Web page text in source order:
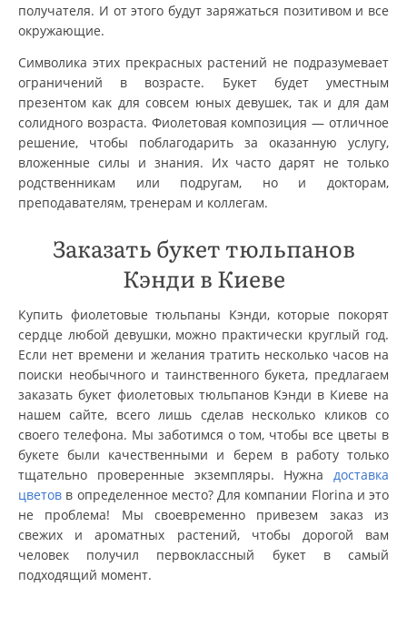
получателя. И от этого будут заряжаться позитивом и все
окружающие.
Символика этих прекрасных растений не подразумевает
ограничений в возрасте. Букет будет уместным
презентом как для совсем юных девушек, так и для дам
солидного возраста. Фиолетовая композиция — отличное
решение, чтобы поблагодарить за оказанную услугу,
вложенные силы и знания. Их часто дарят не только
родственникам или подругам, но и докторам,
преподавателям, тренерам и коллегам.
Заказать букет тюльпанов
Кэнди в Киеве
Купить фиолетовые тюльпаны Кэнди, которые покорят
сердце любой девушки, можно практически круглый год.
Если нет времени и желания тратить несколько часов на
поиски необычного и таинственного букета, предлагаем
заказать букет фиолетовых тюльпанов Кэнди в Киеве на
нашем сайте, всего лишь сделав несколько кликов со
своего телефона. Мы заботимся о том, чтобы все цветы в
букете были качественными и берем в работу только
тщательно проверенные экземпляры. Нужна доставка
цветов в определенное место? Для компании Florina и это
не проблема! Мы своевременно привезем заказ из
свежих и ароматных растений, чтобы дорогой вам
человек получил первоклассный букет в самый
подходящий момент.